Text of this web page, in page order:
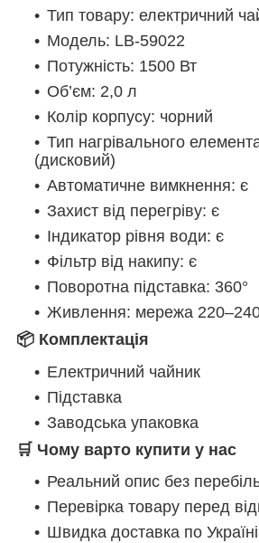
Тип товару: електричний
Модель: LB-59022
Потужність: 1500 Вт
Об’єм: 2,0 л
Колір корпусу: чорний
Тип нагрівального
(дисковий)
Автоматичне вимкнення: є
Захист від перегріву: є
Індикатор рівня води: є
Фільтр від накипу: є
Поворотна підставка: 360°
Живлення: мережа
📦 Комплектація
Електричний чайник
Підставка
Заводська упаковка
🛒 Чому варто купити у нас
Реальний опис без
Перевірка товару перед
Швидка доставка по Україні